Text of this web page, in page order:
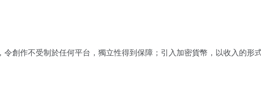
創作不受制於任何平台，獨立性得到保障；引入加密貨幣，以收入的形